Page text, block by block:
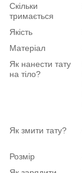
Скільки
тримається
Якість
Матеріал
Як нанести тату
на тіло?
Як змити тату?
Розмір